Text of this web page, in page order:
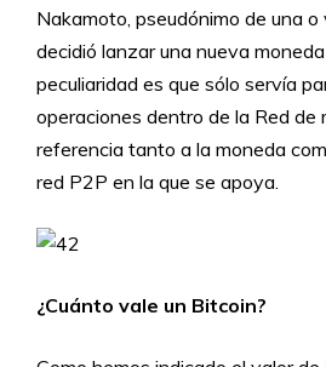
Nakamoto, pseudónimo de una o
decidió lanzar una nueva
peculiaridad es que sólo servía
operaciones dentro de la Red de
referencia tanto a la moneda
red P2P en la que se apoya.
¿Cuánto vale un Bitcoin?